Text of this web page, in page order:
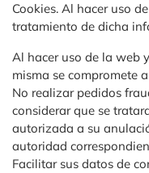
Cookies. Al hacer uso
tratamiento de dicha
Al hacer uso de la web
misma se compromete
No realizar pedidos
considerar que se
autorizada a su
autoridad
Facilitar sus datos de